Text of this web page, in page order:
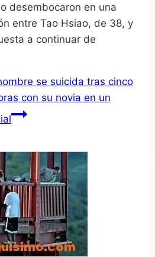
desembocaron en una
entre Tao Hsiao, de 38, y
a continuar de
se suicida tras cinco
con su novia en un